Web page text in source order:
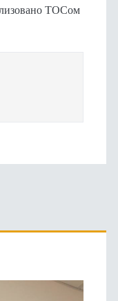
ТОСом